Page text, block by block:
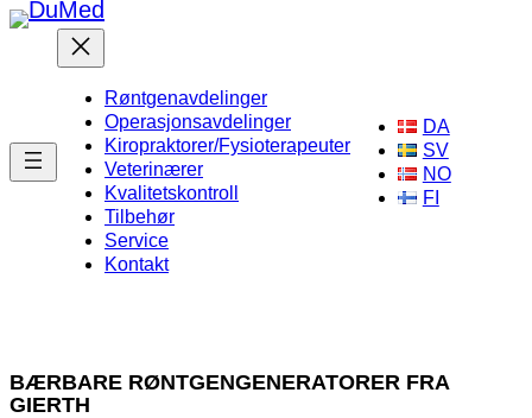
Hopp
Røntgenavdelinger
Operasjonsavdelinger
Kiropraktorer/Fysioterapeuter
Veterinærer
Kvalitetskontroll
Tilbehør
Service
Kontakt
DA
SV
NO
FI
BÆRBARE RØNTGENGENERATORER FRA
GIERTH